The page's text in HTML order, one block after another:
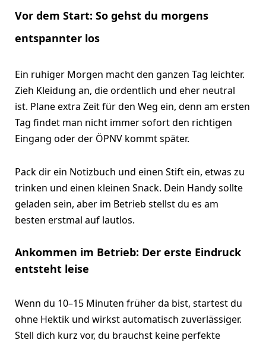
Vor dem Start: So gehst du morgens
entspannter los
Ein ruhiger Morgen macht den ganzen Tag leichter.
Zieh Kleidung an, die ordentlich und eher neutral
ist. Plane extra Zeit für den Weg ein, denn am ersten
Tag findet man nicht immer sofort den richtigen
Eingang oder der ÖPNV kommt später.
Pack dir ein Notizbuch und einen Stift ein, etwas zu
trinken und einen kleinen Snack. Dein Handy sollte
geladen sein, aber im Betrieb stellst du es am
besten erstmal auf lautlos.
Ankommen im Betrieb: Der erste Eindruck
entsteht leise
Wenn du 10–15 Minuten früher da bist, startest du
ohne Hektik und wirkst automatisch zuverlässiger.
Stell dich kurz vor, du brauchst keine perfekte